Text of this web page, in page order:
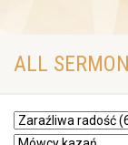
ALL